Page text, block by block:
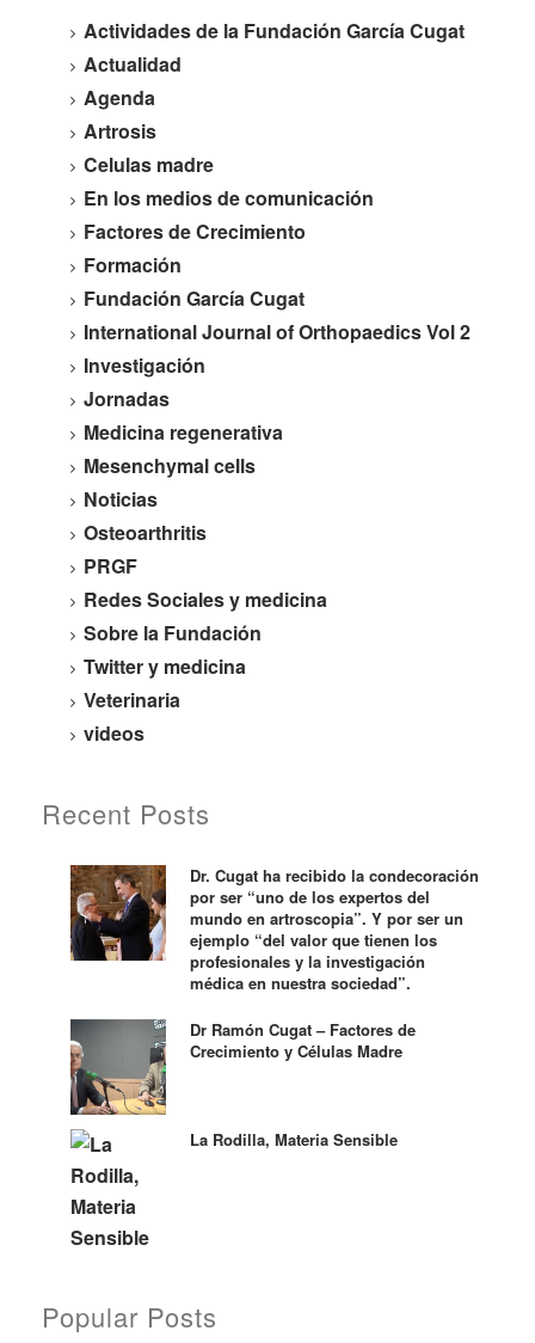
Actividades de la Fundación García Cugat
Actualidad
Agenda
Artrosis
Celulas madre
En los medios de comunicación
Factores de Crecimiento
Formación
Fundación García Cugat
International Journal of Orthopaedics Vol 2
Investigación
Jornadas
Medicina regenerativa
Mesenchymal cells
Noticias
Osteoarthritis
PRGF
Redes Sociales y medicina
Sobre la Fundación
Twitter y medicina
Veterinaria
videos
Recent Posts
Dr. Cugat ha recibido la condecoración
por ser “uno de los expertos del
mundo en artroscopia”. Y por ser un
ejemplo “del valor que tienen los
profesionales y la investigación
médica en nuestra sociedad”.
Dr Ramón Cugat – Factores de
Crecimiento y Células Madre
La Rodilla, Materia Sensible
Popular Posts